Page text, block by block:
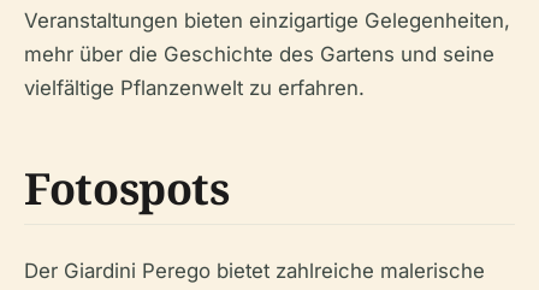
Veranstaltungen bieten einzigartige Gelegenheiten,
mehr über die Geschichte des Gartens und seine
vielfältige Pflanzenwelt zu erfahren.
Fotospots
Der Giardini Perego bietet zahlreiche malerische